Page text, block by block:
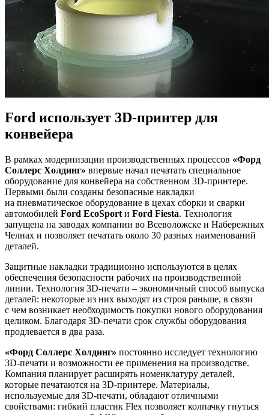
Ford использует 3D-принтер для
конвейера
В рамках модернизации производственных процессов «Форд
Соллерс Холдинг» впервые начал печатать специальное
оборудование для конвейера на собственном 3D-принтере.
Первыми были созданы безопасные накладки
на пневматическое оборудование в цехах сборки и сварки
автомобилей Ford EcoSport и Ford Fiesta. Технология
запущена на заводах компании во Всеволожске и Набережных
Челнах и позволяет печатать около 30 разных наименований
деталей.
Защитные накладки традиционно используются в целях
обеспечения безопасности рабочих на производственной
линии. Технология 3D-печати – экономичный способ выпуска
деталей: некоторые из них выходят из строя раньше, в связи
с чем возникает необходимость покупки нового оборудования
целиком. Благодаря 3D-печати срок службы оборудования
продлевается в два раза.
«Форд Соллерс Холдинг» постоянно исследует технологию
3D-печати и возможности ее применения на производстве.
Компания планирует расширять номенклатуру деталей,
которые печатаются на 3D-принтере. Материалы,
используемые для 3D-печати, обладают отличными
свойствами: гибкий пластик Flex позволяет колпачку гнуться